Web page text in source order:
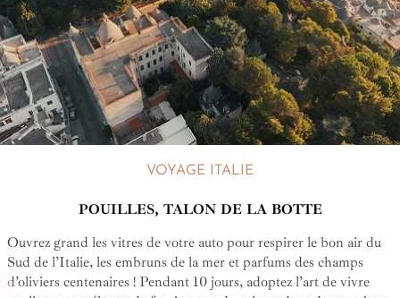
VOYAGE ITALIE
POUILLES, TALON DE LA BOTTE
Ouvrez grand les vitres de votre auto pour respirer le bon air du
Sud de l’Italie, les embruns de la mer et parfums des champs
d’oliviers centenaires ! Pendant 10 jours, adoptez l’art de vivre